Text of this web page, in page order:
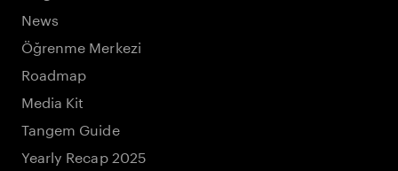
News
Öğrenme Merkezi
Roadmap
Media Kit
Tangem Guide
Yearly Recap 2025